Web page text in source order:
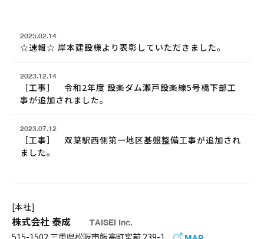
2025.02.14
☆速報☆ 岸本建設様より表彰していただきました。
2023.12.14
［工事］ 令和2年度 設楽ダム瀬戸設楽線5号橋下部工
事が追加されました。
2023.07.12
［工事］ 双葉駅西側第一地区基盤整備工事が追加され
ました。
[本社]
株式会社 泰成 TAISEI Inc.
515-1502 三重県松阪市飯高町宮前 239-1